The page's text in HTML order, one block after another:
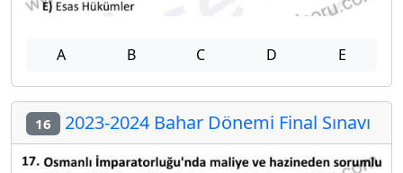
A B C D E
16 2023-2024 Bahar Dönemi Final Sınavı